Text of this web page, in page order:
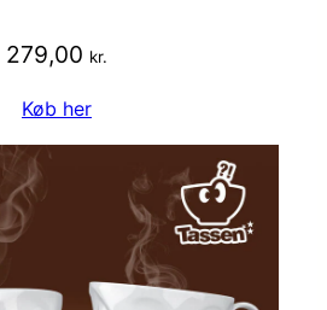
279,00 kr.
Køb her